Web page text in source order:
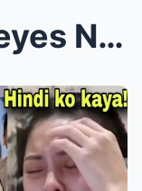
LOUISE delos Reyes NAGLABAS ng PATUNAY na si XIAN ...